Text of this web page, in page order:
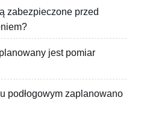
zabezpieczone przed
jest pomiar
podłogowym zaplanowano